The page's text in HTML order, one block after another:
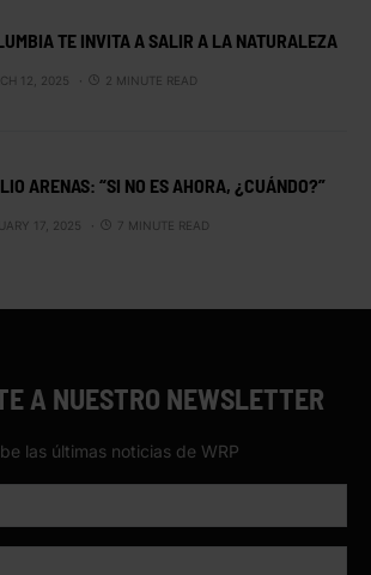
TE INVITA A SALIR A LA NATURALEZA
12, 2025 2 MINUTE READ
ARENAS: “SI NO ES AHORA, ¿CUÁNDO?”
17, 2025 7 MINUTE READ
A NUESTRO NEWSLETTER
las últimas noticias de WRP